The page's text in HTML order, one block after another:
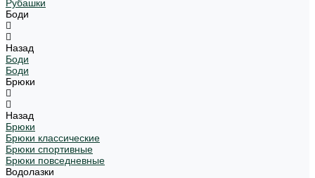
Рубашки
Боди
Назад
Боди
Боди
Брюки
Назад
Брюки
Брюки классические
Брюки спортивные
Брюки повседневные
Водолазки